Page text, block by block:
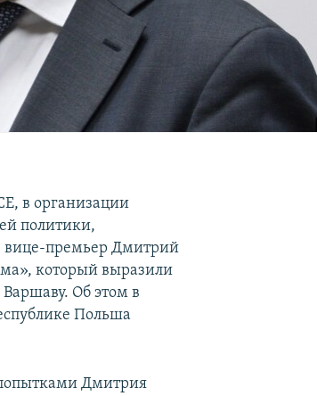
в организации
политики,
вице-премьер Дмитрий
который выразили
Об этом в
Польша
Дмитрия